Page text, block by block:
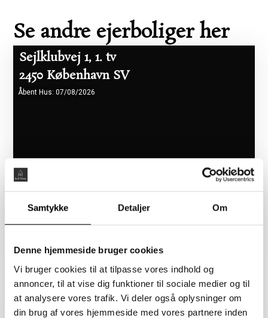
Samtykke Detaljer Om
Denne hjemmeside bruger cookies
Vi bruger cookies til at tilpasse vores indhold og
annoncer, til at vise dig funktioner til sociale medier og til
at analysere vores trafik. Vi deler også oplysninger om
din brug af vores hjemmeside med vores partnere inden
Se andre ejerboliger her
Åbent Hus: 07/08/2026
Sejlklubvej 1, 1. tv
2450 København SV
Flyndervej 3, 1. tv
2450 København SV